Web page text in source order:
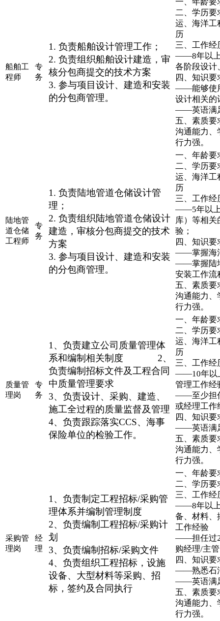
船舶工
程师
专
务
1. 负责船舶设计管理工作；
2. 负责组织船舶设计建造，审
核分包商提交的技术方案
3. 参与项目设计、建造和安装
的分包商管理。
二、学历要
运、海洋工
历
三、工作经
——8年以上
各阶段设计
四、知识要
——能够使
设计相关的
——英语满
五、素质要
沟通能力、
行力强。
陆地管
道仓储
工程师
专
务
1. 负责陆地管道仓储设计管
理；
2. 负责组织陆地管道仓储设计
建造，审核分包商提交的技术
方案
3. 参与项目设计、建造和安装
的分包商管理。
一、年龄要
二、学历要
运、海洋工
历
三、工作经
——5年以上
库）等相关
四、知识要
——掌握海
——掌握陆
安装工作流
五、素质要
沟通能力、
行力强。
质量管
理岗
专
务
1、负责建立公司质量管理体
系和编制相关制度 2、
负责编制招标文件及工程合同
中质量管理要求
3、负责设计、采购、建造、
施工全过程的质量监督及管理
4、负责跟踪落实CCS、海事
保险单位的检验工作。
一、年龄要
二、学历要
运、海洋工
历
三、工作经
——10年以
管理工作经
——至少担
或经理工作
四、知识要
——英语满
五、素质要
沟通能力、
行力强。
采购管
理岗
经
理
1、负责制定工程招标/采购管
理体系并编制管理制度
2、负责编制工程招标/采购计
划
3、负责编制招标/采购文件
4、负责组织工程招标，设施
设备、大型材料等采购、招
标，签约及合同执行
一、年龄要
二、学历要
三、工作经
——8年以上
备、材料、
工作经验
——担任过2
购经理/主管
四、知识要
——熟悉石
——英语满
五、素质要
沟通能力、
行力强。